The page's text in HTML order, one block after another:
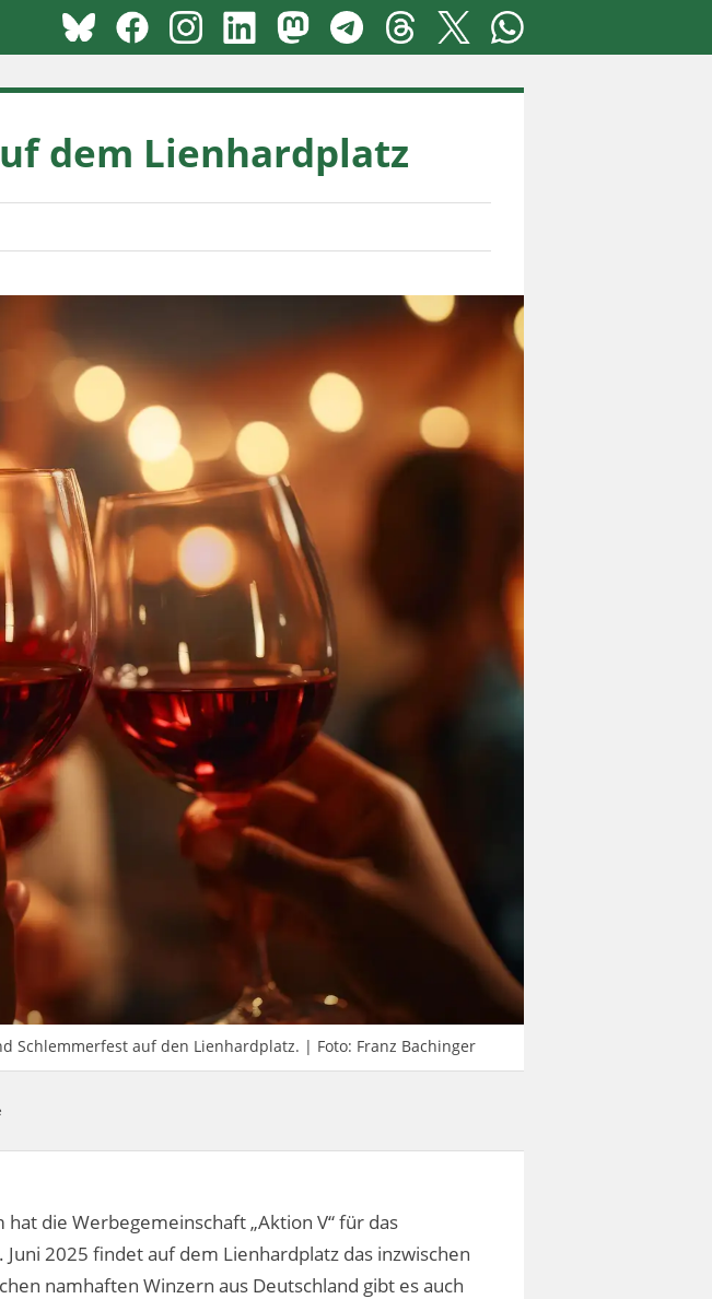
dem Lienhardplatz
Schlemmerfest auf den Lienhardplatz. | Foto: Franz Bachinger
die Werbegemeinschaft „Aktion V“ für das
2025 findet auf dem Lienhardplatz das inzwischen
namhaften Winzern aus Deutschland gibt es auch